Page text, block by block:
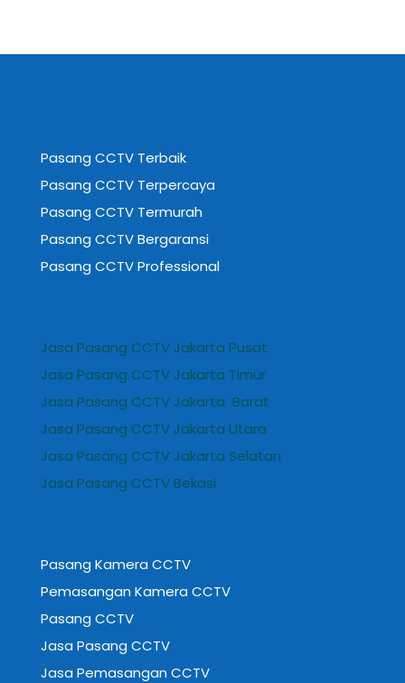
Pasang CCTV Terbaik
Pasang CCTV Terpercaya
Pasang CCTV Termurah
Pasang CCTV Bergaransi
Pasang CCTV Professional
Jasa Pasang CCTV Jakarta Pusat
Jasa Pasang CCTV Jakarta Timur
Jasa Pasang CCTV Jakarta Barat
Jasa Pasang CCTV Jakarta Utara
Jasa Pasang CCTV Jakarta Selatan
Jasa Pasang CCTV Bekasi
Pasang Kamera CCTV
Pemasangan Kamera CCTV
Pasang CCTV
Jasa Pasang CCTV
Jasa Pemasangan CCTV